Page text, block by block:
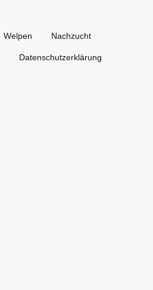
Welpen Nachzucht
Datenschutzerklärung